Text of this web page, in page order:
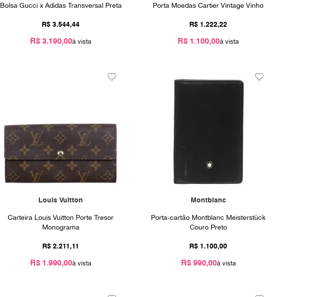
Bolsa Gucci x Adidas Transversal Preta
R$ 3.544,44
R$ 3.190,00
Porta Moedas Cartier Vintage Vinho
R$ 1 .222,22
R$ 1.100,00
Louis Vuitton
Carteira Louis Vuitton Porte Tresor
Monograma
R$ 2.211 ,11
R$ 1.990,00
Montblanc
Porta-cartão Montblanc Meisterstück
Couro Preto
R$ 1 .100,00
R$ 990,00